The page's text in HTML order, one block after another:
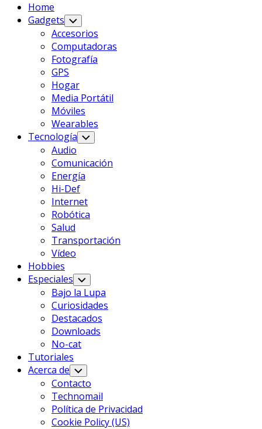
Menú
Home
Gadgets Alternar
Menú
Infantil
Accesorios
Página
Actual
De
Los
Padres
Computadoras
Fotografía
GPS
Hogar
Media Portátil
Móviles
Wearables
Tecnología Alternar
Menú
Audio
Comunicación
Energía
Hi-Def
Internet
Robótica
Salud
Transportación
Vídeo
Hobbies
Especiales Alternar
Menú
Infantil
Bajo la Lupa
Curiosidades
Destacados
Downloads
No-cat
Tutoriales
Acerca de Alternar
Menú
Infantil
Contacto
Technomail
Política de Privacidad
Cookie Policy (US)